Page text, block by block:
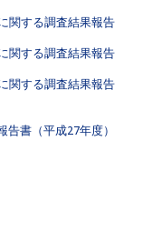
関する調査結果報告
関する調査結果報告
関する調査結果報告
書（平成27年度）